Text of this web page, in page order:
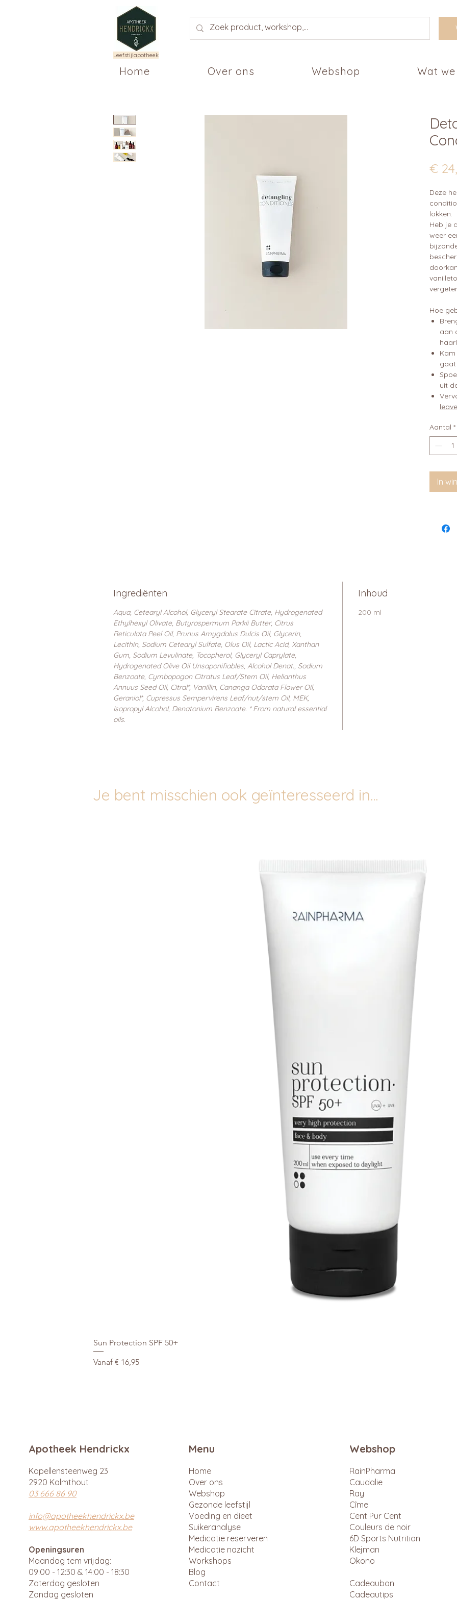
Home Over ons Webshop Wat
Leefstijlapotheek
€
Deze
lokken.
Heb je
weer
Hoe
aan
gaat
uit
Aantal *
In
Ingrediënten
Aqua, Cetearyl Alcohol, Glyceryl Stearate Citrate, Hydrogenated
Ethylhexyl Olivate, Butyrospermum Parkii Butter, Citrus
Reticulata Peel Oil, Prunus Amygdalus Dulcis Oil, Glycerin,
Lecithin, Sodium Cetearyl Sulfate, Olus Oil, Lactic Acid, Xanthan
Gum, Sodium Levulinate, Tocopherol, Glyceryl Caprylate,
Hydrogenated Olive Oil Unsaponifiables, Alcohol Denat., Sodium
Benzoate, Cymbopogon Citratus Leaf/Stem Oil, Helianthus
Annuus Seed Oil, Citral*, Vanillin, Cananga Odorata Flower Oil,
Geraniol*, Cupressus Sempervirens Leaf/nut/stem Oil, MEK,
Isopropyl Alcohol, Denatonium Benzoate. * From natural essential
oils.
Inhoud
200 ml
Je bent misschien ook geïnteresseerd in...
Sun Protection SPF 50+
Vanaf € 16,95
Verkoopprijs
Apotheek Hendrickx
Kapellensteenweg 23
2920 Kalmthout
03 666 86 90
info@apotheekhendrickx.be
www.apotheekhendrickx.be
Openingsuren
Maandag tem vrijdag:
09:00 - 12:30 & 14:00 - 18:30
Zaterdag gesloten
Zondag gesloten
Menu
Home
Over ons
Webshop
Gezonde leefstijl
Voeding en dieet
Suikeranalyse
Medicatie reserveren
Medicatie nazicht
Workshops
Blog
Contact
Webshop
RainPharma
Caudalie
Ray
Cîme
Cent Pur Cent
Couleurs de noir
6D Sports Nutrition
Klejman
Okono
Cadeaubon
Cadeautips